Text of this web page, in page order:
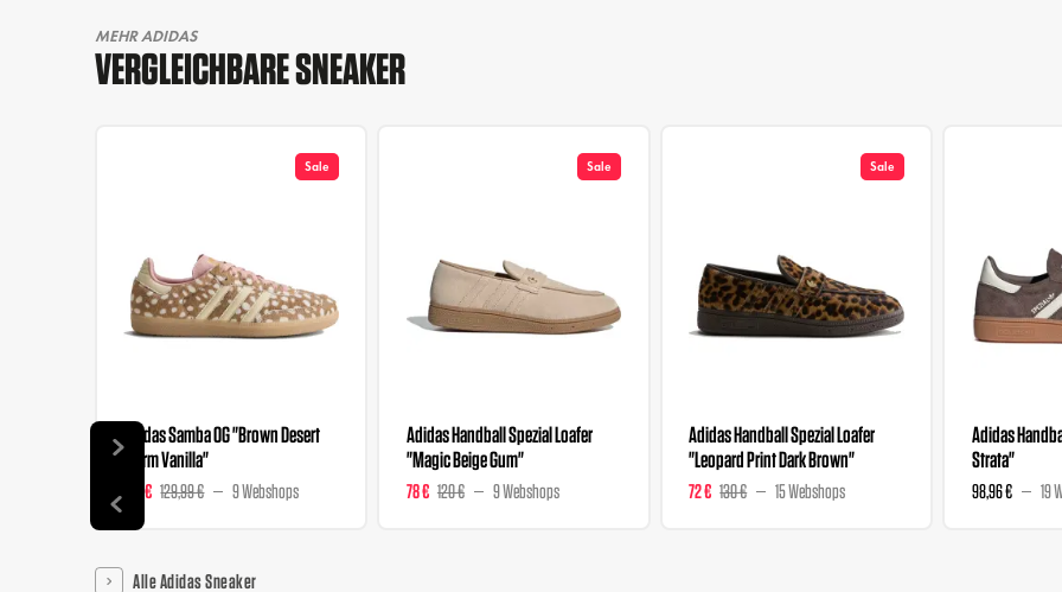
MEHR ADIDAS
VERGLEICHBARE SNEAKER
Sale
Adidas Samba OG "Brown Desert
Warm Vanilla"
129 € 129,99 € 9 Webshops
Sale
Adidas Handball Spezial Loafer
"Magic Beige Gum"
78 € 120 € 9 Webshops
Sale
Adidas Handball Spezial Loafer
"Leopard Print Dark Brown"
72 € 130 € 15 Webshops
Adidas
Strata"
98,96 € 19
Alle Adidas Sneaker